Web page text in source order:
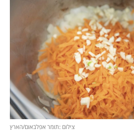
צילום :תומר אפלבאום/הארץ